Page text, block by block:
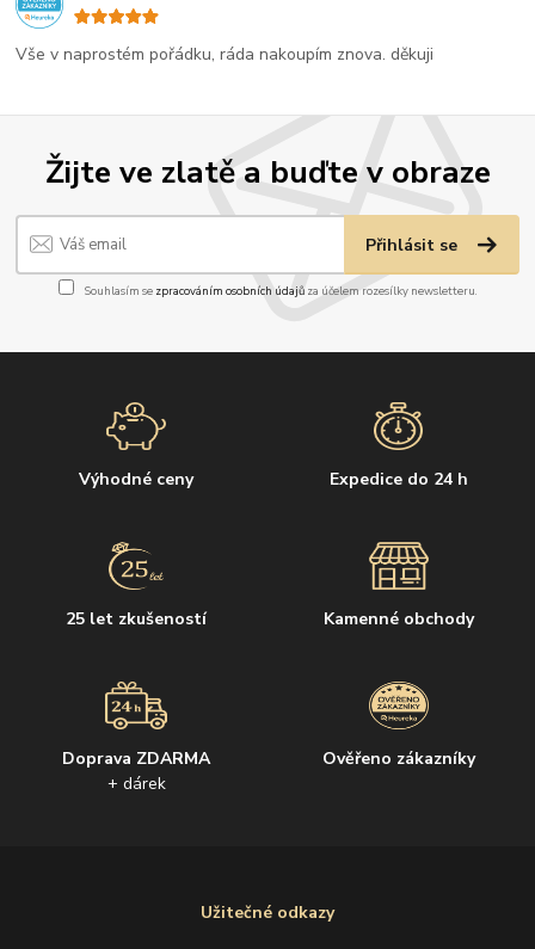
Žijte ve zlatě a buďte v obraze
Přihlásit se
Souhlasím se zpracováním osobních údajůza účelem rozesílky newsletteru.
Výhodné ceny Expedice do 24 h
25 let zkušeností Kamenné obchody
Doprava ZDARMA
+ dárek
Ověřeno zákazníky
Užitečné odkazy
Vše v naprostém pořádku, ráda nakoupím znova. děkuji